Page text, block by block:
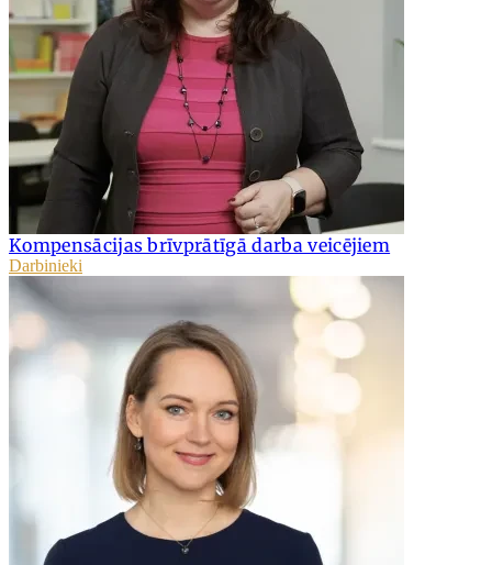
Kompensācijas brīvprātīgā darba veicējiem
Darbinieki